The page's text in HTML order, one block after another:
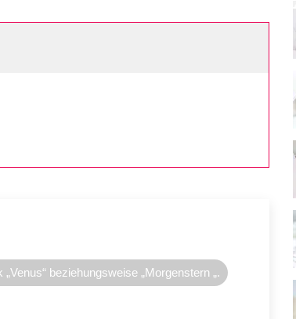
beziehungsweise „Morgenstern „.